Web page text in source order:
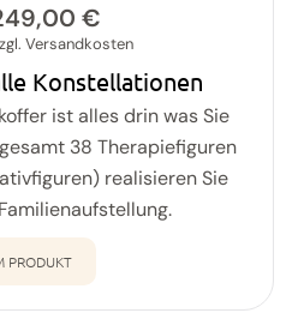
€
Versandkosten
Konstellationen
ist alles drin was Sie
38 Therapiefiguren
realisieren Sie
PRODUKT